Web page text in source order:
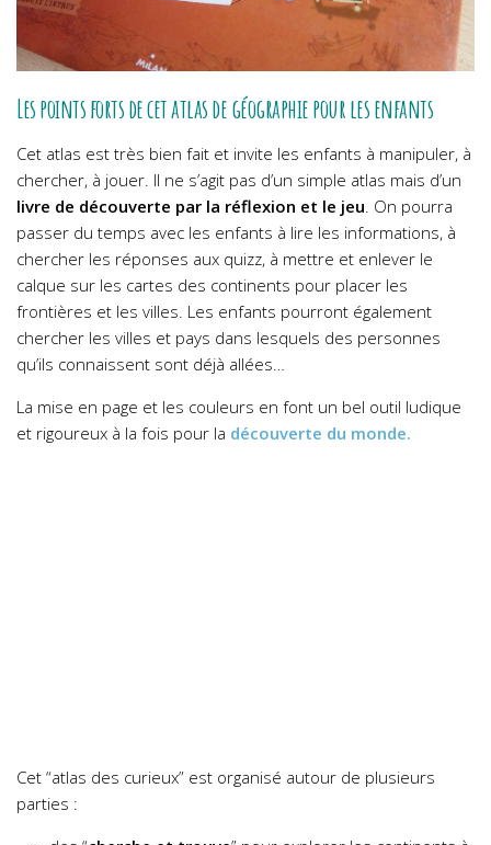
Les points forts de cet atlas de géographie pour les enfants
Cet atlas est très bien fait et invite les enfants à manipuler, à
chercher, à jouer. Il ne s’agit pas d’un simple atlas mais d’un
livre de découverte par la réflexion et le jeu On pourra
passer du temps avec les enfants à lire les informations, à
chercher les réponses aux quizz, à mettre et enlever le
calque sur les cartes des continents pour placer les
frontières et les villes. Les enfants pourront également
chercher les villes et pays dans lesquels des personnes
qu’ils connaissent sont déjà allées…
La mise en page et les couleurs en font un bel outil ludique
et rigoureux à la fois pour la découverte du monde.
Cet “atlas des curieux” est organisé autour de plusieurs
parties :